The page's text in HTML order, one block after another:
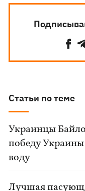
Статьи по теме
Украинцы
победу
воду
Лучшая